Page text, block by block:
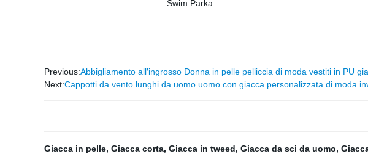
Previous:Abbigliamento all′ingrosso Donna in pelle pelliccia di moda vestiti in PU
Next:Cappotti da vento lunghi da uomo uomo con giacca personalizzata di moda
Giacca in pelle, Giacca corta, Giacca in tweed, Giacca da sci da uomo,